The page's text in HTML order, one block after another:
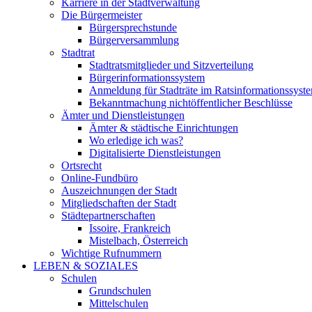
Karriere in der Stadtverwaltung
Die Bürgermeister
Bürgersprechstunde
Bürgerversammlung
Stadtrat
Stadtratsmitglieder und Sitzverteilung
Bürgerinformationssystem
Anmeldung für Stadträte im
Bekanntmachung nichtöffentlicher Beschlüsse
Ämter und Dienstleistungen
Ämter & städtische Einrichtungen
Wo erledige ich was?
Digitalisierte Dienstleistungen
Ortsrecht
Online-Fundbüro
Auszeichnungen der Stadt
Mitgliedschaften der Stadt
Städtepartnerschaften
Issoire, Frankreich
Mistelbach, Österreich
Wichtige Rufnummern
LEBEN & SOZIALES
Schulen
Grundschulen
Mittelschulen